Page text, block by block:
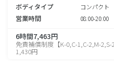
ボディタイプ コンパクト
営業時間 08:00-20:00
6時間7,463円
免責補償制度【K-0,C-1,C-2,M-2,S-2
1,430円